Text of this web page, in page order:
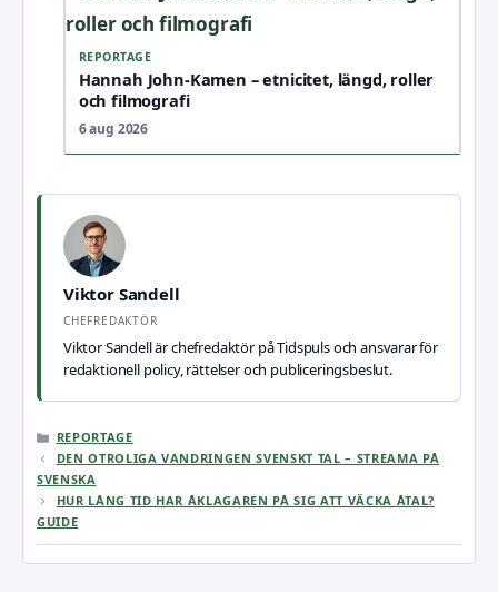
REPORTAGE
Hannah John-Kamen – etnicitet, längd, roller
och filmografi
6 aug 2026
Viktor Sandell
CHEFREDAKTÖR
Viktor Sandell är chefredaktör på Tidspuls och ansvarar för
redaktionell policy, rättelser och publiceringsbeslut.
KATEGORIER
REPORTAGE
DEN OTROLIGA VANDRINGEN SVENSKT TAL – STREAMA PÅ
SVENSKA
HUR LÅNG TID HAR ÅKLAGAREN PÅ SIG ATT VÄCKA ÅTAL?
GUIDE